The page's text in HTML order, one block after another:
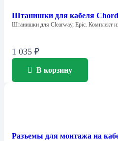
Штанишки для кабеля
Штанишки для Clearway, Epic. Комплект
1 035 ₽
В корзину
Разъемы для монтажа на